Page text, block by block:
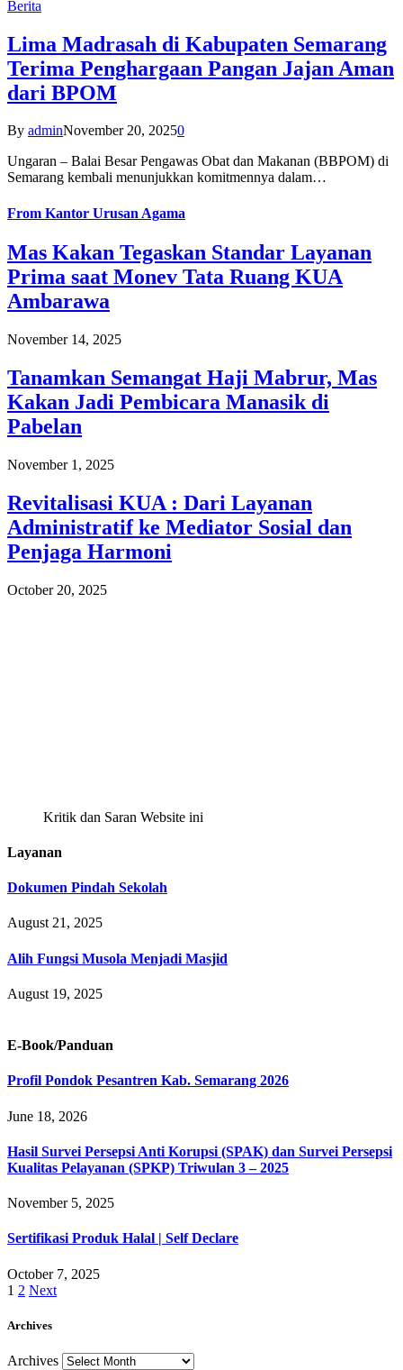
Berita
Lima Madrasah di Kabupaten Semarang
Terima Penghargaan Pangan Jajan Aman
dari BPOM
By adminNovember 20, 20250
Ungaran – Balai Besar Pengawas Obat dan Makanan (BBPOM) di
Semarang kembali menunjukkan komitmennya dalam…
From Kantor Urusan Agama
Mas Kakan Tegaskan Standar Layanan
Prima saat Monev Tata Ruang KUA
Ambarawa
November 14, 2025
Tanamkan Semangat Haji Mabrur, Mas
Kakan Jadi Pembicara Manasik di
Pabelan
November 1, 2025
Revitalisasi KUA : Dari Layanan
Administratif ke Mediator Sosial dan
Penjaga Harmoni
October 20, 2025
Kritik dan Saran Website ini
Layanan
Dokumen Pindah Sekolah
August 21, 2025
Alih Fungsi Musola Menjadi Masjid
August 19, 2025
E-Book/Panduan
Profil Pondok Pesantren Kab. Semarang 2026
June 18, 2026
Hasil Survei Persepsi Anti Korupsi (SPAK) dan Survei Persepsi
Kualitas Pelayanan (SPKP) Triwulan 3 – 2025
November 5, 2025
Sertifikasi Produk Halal | Self Declare
October 7, 2025
1 2 Next
Archives
Archives